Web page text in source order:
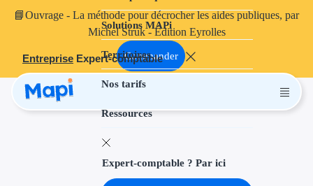
📘Ouvrage - La méthode pour décrocher les aides publiques, par
Michel Struk - Édition Eyrolles
Commander
Entreprise Expert-comptable
Solutions MAPi
Territoires
Nos tarifs
Ressources
Projets finançables
Aides à
Aides
Thématiques
Expert-comptable ? Par ici